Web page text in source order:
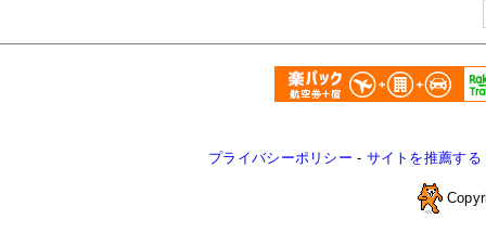
プライバシーポリシー - サイトを推薦する